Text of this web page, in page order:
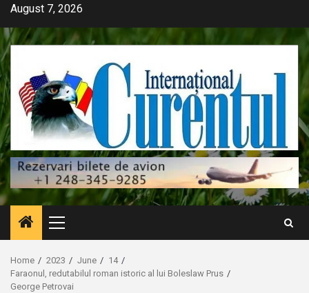
Skip
content
August 7, 2026
Primary
Menu
Home 2023 June
14
Faraonul, redutabilul roman istoric al lui Boleslaw Prus
George Petrovai